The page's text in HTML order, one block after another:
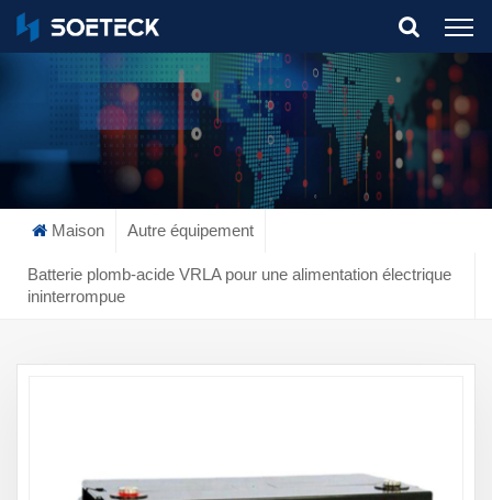
What Are You Looking For?
Maison Autre équipement
Batterie plomb-acide VRLA pour une alimentation électrique
ininterrompue